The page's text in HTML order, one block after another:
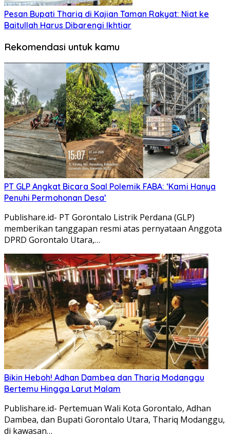
Pesan Bupati Thariq di Kajian Taman Rakyat: Niat ke
Baitullah Harus Dibarengi Ikhtiar
Rekomendasi untuk kamu
PT GLP Angkat Bicara Soal Polemik FABA: ‘Kami Hanya
Penuhi Permohonan Desa’
Publishare.id- PT Gorontalo Listrik Perdana (GLP)
memberikan tanggapan resmi atas pernyataan Anggota
DPRD Gorontalo Utara,…
Bikin Heboh! Adhan Dambea dan Thariq Modanggu
Bertemu Hingga Larut Malam
Publishare.id- Pertemuan Wali Kota Gorontalo, Adhan
Dambea, dan Bupati Gorontalo Utara, Thariq Modanggu,
di kawasan…